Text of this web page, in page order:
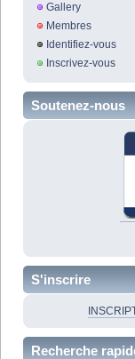
Gallery
Membres
Identifiez-vous
Inscrivez-vous
Soutenez-nous
S'inscrire
Recherche